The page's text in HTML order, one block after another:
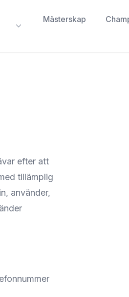
Mästerskap
efter att
tillämplig
använder,